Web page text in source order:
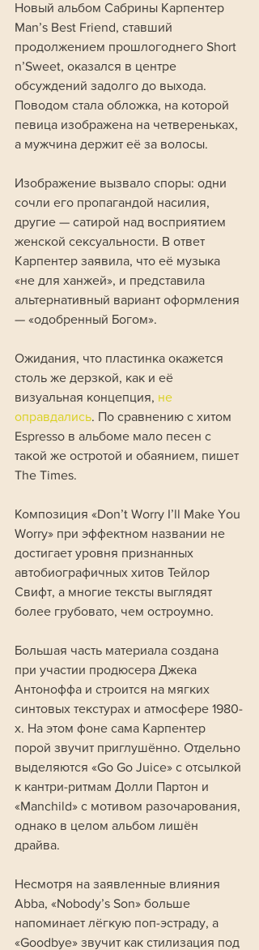
Новый альбом Сабрины Карпентер
Man’s Best Friend, ставший
продолжением прошлогоднего Short
n’Sweet, оказался в центре
обсуждений задолго до выхода.
Поводом стала обложка, на которой
певица изображена на четвереньках,
а мужчина держит её за волосы.
Изображение вызвало споры: одни
сочли его пропагандой насилия,
другие — сатирой над восприятием
женской сексуальности. В ответ
Карпентер заявила, что её музыка
«не для ханжей», и представила
альтернативный вариант оформления
— «одобренный Богом».
Ожидания, что пластинка окажется
столь же дерзкой, как и её
визуальная концепция, не
оправдались. По сравнению с хитом
Espresso в альбоме мало песен с
такой же остротой и обаянием, пишет
The Times.
Композиция «Don’t Worry I’ll Make You
Worry» при эффектном названии не
достигает уровня признанных
автобиографичных хитов Тейлор
Свифт, а многие тексты выглядят
более грубовато, чем остроумно.
Большая часть материала создана
при участии продюсера Джека
Антоноффа и строится на мягких
синтовых текстурах и атмосфере 1980-
х. На этом фоне сама Карпентер
порой звучит приглушённо. Отдельно
выделяются «Go Go Juice» с отсылкой
к кантри-ритмам Долли Партон и
«Manchild» с мотивом разочарования,
однако в целом альбом лишён
драйва.
Несмотря на заявленные влияния
Abba, «Nobody’s Son» больше
напоминает лёгкую поп-эстраду, а
«Goodbye» звучит как стилизация под